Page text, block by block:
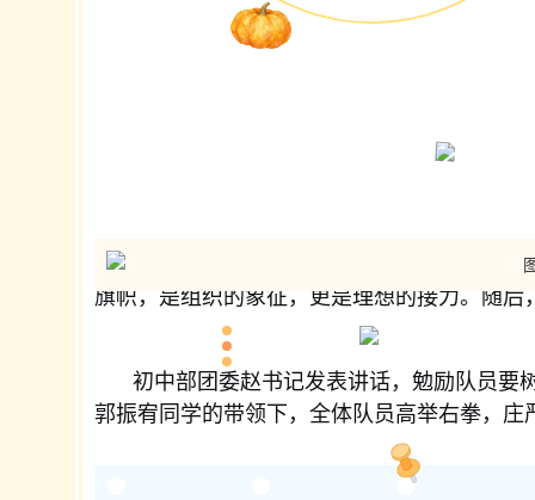
队员们以庄重的姿态完成这一仪式，让
旗帜，是组织的象征，更是理想的接力。随
初中部团委赵书记发表讲话，勉励队员要
郭振宥同学的带领下，全体队员高举右拳，